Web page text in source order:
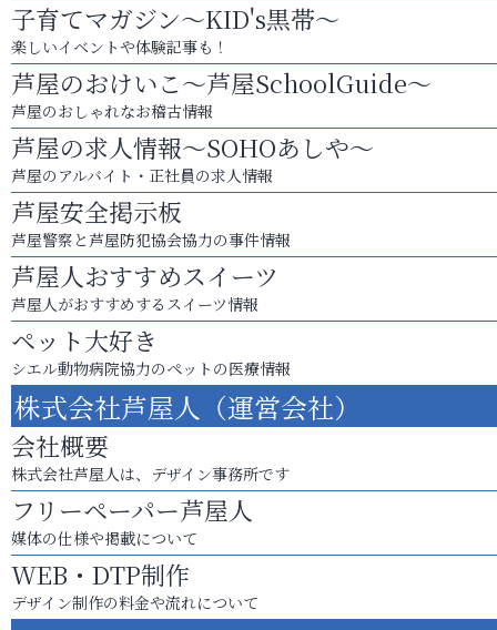
子育てマガジン～KID's黒帯～
楽しいイベントや体験記事も！
芦屋のおけいこ～芦屋SchoolGuide～
芦屋のおしゃれなお稽古情報
芦屋の求人情報～SOHOあしや～
芦屋のアルバイト・正社員の求人情報
芦屋安全掲示板
芦屋警察と芦屋防犯協会協力の事件情報
芦屋人おすすめスイーツ
芦屋人がおすすめするスイーツ情報
ペット大好き
シエル動物病院協力のペットの医療情報
株式会社芦屋人（運営会社）
会社概要
株式会社芦屋人は、デザイン事務所です
フリーペーパー芦屋人
媒体の仕様や掲載について
WEB・DTP制作
デザイン制作の料金や流れについて